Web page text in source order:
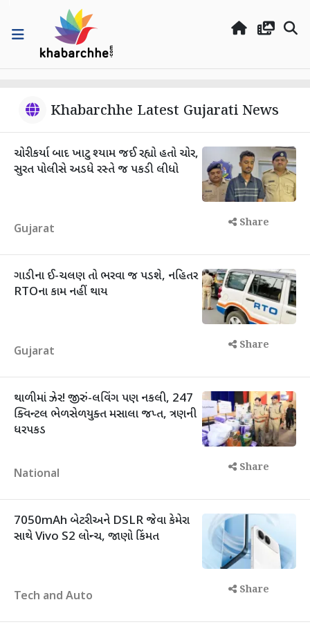
Khabarchhe Latest Gujarati News
ચોરી કર્યા બાદ ખાટુ શ્યામ જઈ રહ્યો હતો ચોર,
સુરત પોલીસે અડધે રસ્તે જ પકડી લીધો
Gujarat Share
ગાડીના ઈ-ચલણ તો ભરવા જ પડશે, નહિતર
RTOના કામ નહીં થાય
Gujarat Share
થાળીમાં ઝેર! જીરું-લવિંગ પણ નકલી, 247
ક્વિન્ટલ ભેળસેળયુક્ત મસાલા જપ્ત, ત્રણની
ધરપકડ
National Share
7050mAh બેટરી અને DSLR જેવા કેમેરા
સાથે Vivo S2 લોન્ચ, જાણો કિંમત
Tech and Auto Share